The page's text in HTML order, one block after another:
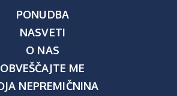
PONUDBA
NASVETI
O NAS
OBVEŠČAJTE ME
NEPREMIČNINA